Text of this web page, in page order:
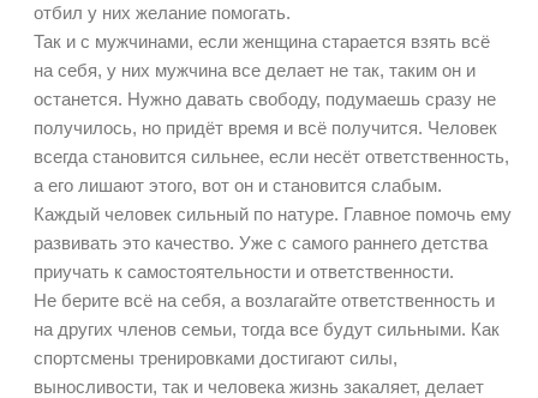
отбил у них желание помогать.
Так и с мужчинами, если женщина старается взять всё
на себя, у них мужчина все делает не так, таким он и
останется. Нужно давать свободу, подумаешь сразу не
получилось, но придёт время и всё получится. Человек
всегда становится сильнее, если несёт ответственность,
а его лишают этого, вот он и становится слабым.
Каждый человек сильный по натуре. Главное помочь ему
развивать это качество. Уже с самого раннего детства
приучать к самостоятельности и ответственности.
Не берите всё на себя, а возлагайте ответственность и
на других членов семьи, тогда все будут сильными. Как
спортсмены тренировками достигают силы,
выносливости, так и человека жизнь закаляет, делает